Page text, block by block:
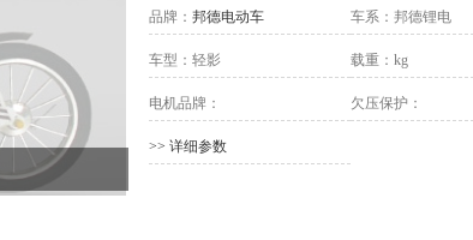
品牌： 邦德电动车 车系： 邦德锂电
车型： 轻影 载重： kg
电机品牌： 欠压保护：
>> 详细参数